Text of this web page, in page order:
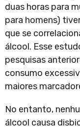
duas horas para
para homens)
que se
álcool. Esse
pesquisas
consumo
maiores
No entanto,
álcool causa